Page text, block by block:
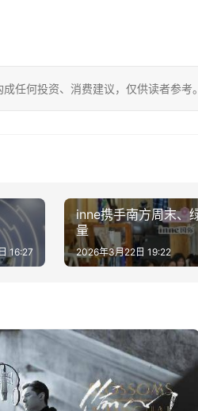
任何投资、消费建议，仅供读者参考
16:27
inne携手南方周末、
量
2026年3月22日 19:22